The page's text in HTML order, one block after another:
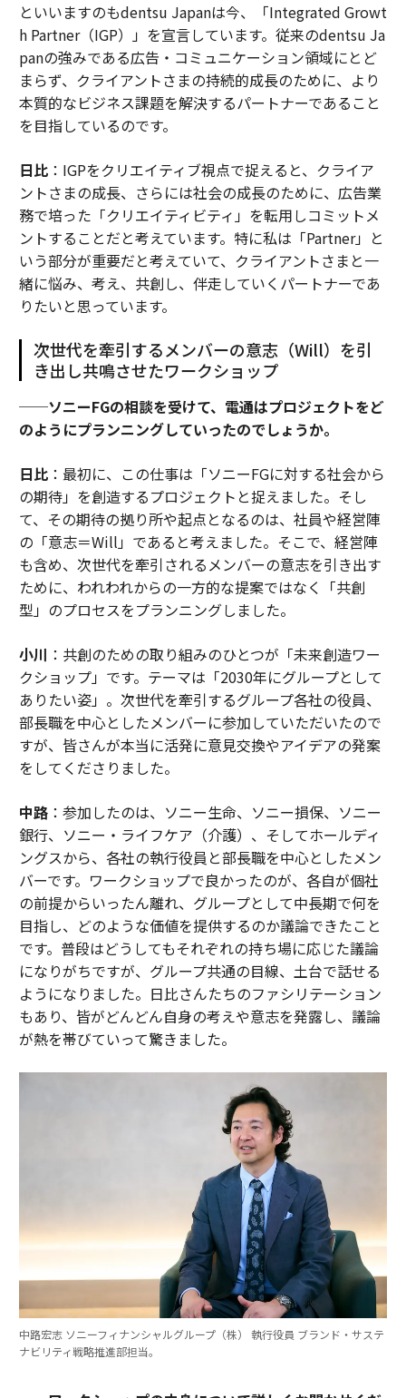
といいますのもdentsu Japanは今、「Integrated Growt
h Partner（IGP）」を宣言しています。従来のdentsu Ja
panの強みである広告・コミュニケーション領域にとど
まらず、クライアントさまの持続的成長のために、より
本質的なビジネス課題を解決するパートナーであること
を目指しているのです。
日比：IGPをクリエイティブ視点で捉えると、クライア
ントさまの成長、さらには社会の成長のために、広告業
務で培った「クリエイティビティ」を転用しコミットメ
ントすることだと考えています。特に私は「Partner」と
いう部分が重要だと考えていて、クライアントさまと一
緒に悩み、考え、共創し、伴走していくパートナーであ
りたいと思っています。
次世代を牽引するメンバーの意志（Will）を引
き出し共鳴させたワークショップ
──ソニーFGの相談を受けて、電通はプロジェクトをど
のようにプランニングしていったのでしょうか。
日比：最初に、この仕事は「ソニーFGに対する社会から
の期待」を創造するプロジェクトと捉えました。そし
て、その期待の拠り所や起点となるのは、社員や経営陣
の「意志＝Will」であると考えました。そこで、経営陣
も含め、次世代を牽引されるメンバーの意志を引き出す
ために、われわれからの一方的な提案ではなく「共創
型」のプロセスをプランニングしました。
小川 ：共創のための取り組みのひとつが「未来創造ワー
クショップ」です。テーマは「2030年にグループとして
ありたい姿」。次世代を牽引するグループ各社の役員、
部長職を中心としたメンバーに参加していただいたので
すが、皆さんが本当に活発に意見交換やアイデアの発案
をしてくださりました。
中路：参加したのは、ソニー生命、ソニー損保、ソニー
銀行、ソニー・ライフケア（介護）、そしてホールディ
ングスから、各社の執行役員と部長職を中心としたメン
バーです。ワークショップで良かったのが、各自が個社
の前提からいったん離れ、グループとして中長期で何を
目指し、どのような価値を提供するのか議論できたこと
です。普段はどうしてもそれぞれの持ち場に応じた議論
になりがちですが、グループ共通の目線、土台で話せる
ようになりました。日比さんたちのファシリテーション
もあり、皆がどんどん自身の考えや意志を発露し、議論
が熱を帯びていって驚きました。
中路宏志 ソニーフィナンシャルグループ（株） 執行役員 ブランド・サステ
ナビリティ戦略推進部担当。